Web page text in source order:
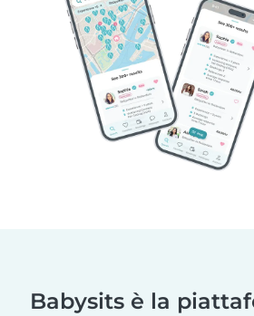
Babysits è la